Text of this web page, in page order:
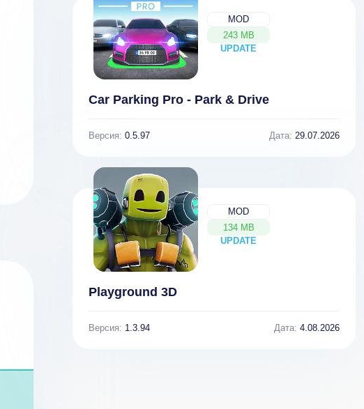
MOD
243 MB
UPDATE
NEW
Car Parking Pro - Park & Drive
Версия: 0.5.97 Дата: 29.07.2026
MOD
134 MB
UPDATE
NEW
Playground 3D
Версия: 1.3.94 Дата: 4.08.2026